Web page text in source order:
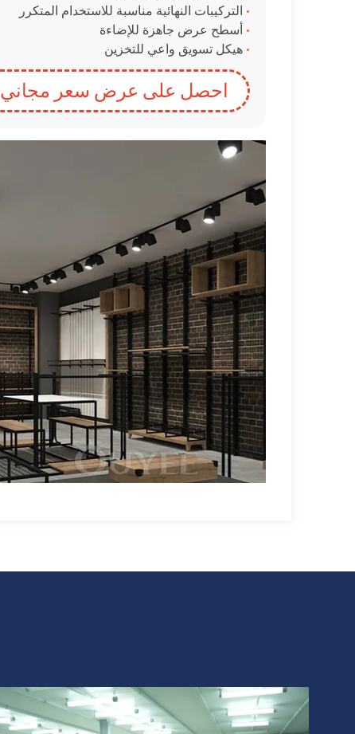
• التركيبات النهائية مناسبة للاستخدام المتكرر
• أسطح عرض جاهزة للإضاءة
• هيكل تسويق واعي للتخزين
احصل على عرض سعر مجاني